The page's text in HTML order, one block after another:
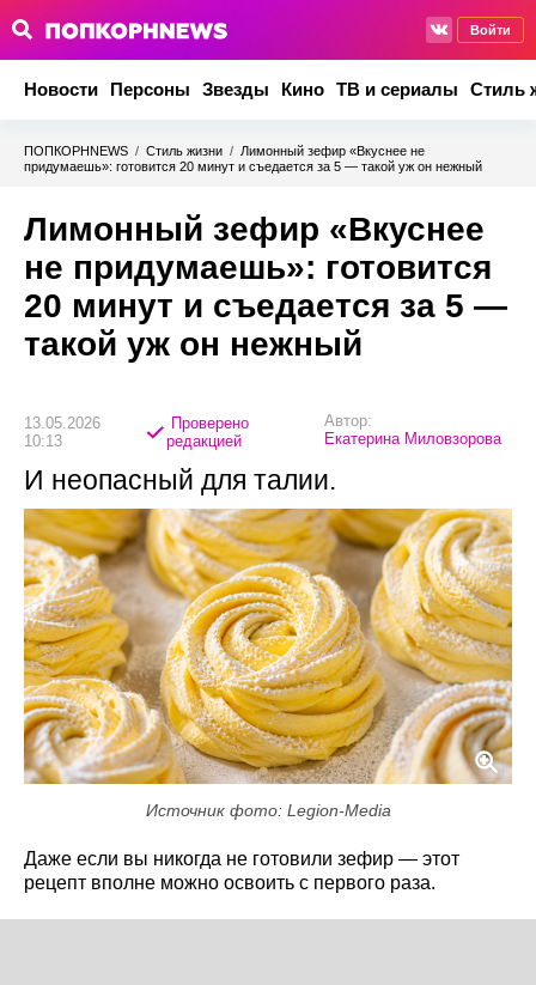
Войти
Новости Персоны Звезды Кино ТВ и сериалы Стиль
ПОПКОРНNEWS / Стиль жизни / Лимонный зефир «Вкуснее не
придумаешь»: готовится 20 минут и съедается за 5 — такой уж он нежный
Лимонный зефир «Вкуснее
не придумаешь»: готовится
20 минут и съедается за 5 —
такой уж он нежный
13.05.2026
10:13
Проверено
редакцией
Автор:
Екатерина Миловзорова
И неопасный для талии.
Источник фото: Legion-Media
Даже если вы никогда не готовили зефир — этот
рецепт вполне можно освоить с первого раза.